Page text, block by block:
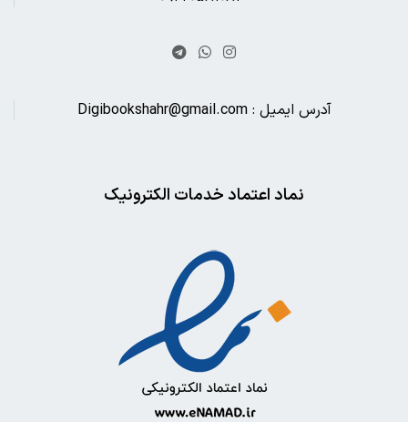
آدرس ایمیل : Digibookshahr@gmail.com
نماد اعتماد خدمات الکترونیک